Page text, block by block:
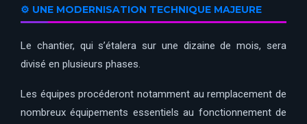
⚙️ UNE MODERNISATION TECHNIQUE MAJEURE
Le chantier, qui s’étalera sur une dizaine de mois, sera
divisé en plusieurs phases.
Les équipes procéderont notamment au remplacement de
nombreux équipements essentiels au fonctionnement de